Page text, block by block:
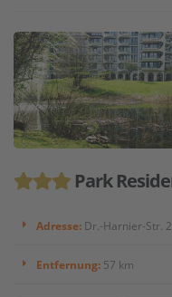
Park
Adresse: Dr.-Harnier-Str.
Entfernung: 57 km